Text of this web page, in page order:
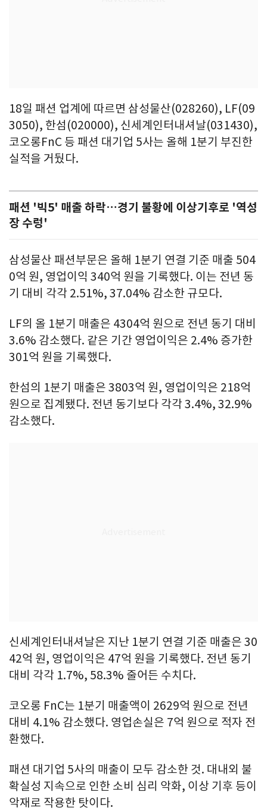
18일 패션 업계에 따르면 삼성물산(028260), LF(09
3050), 한섬(020000), 신세계인터내셔날(031430),
코오롱FnC 등 패션 대기업 5사는 올해 1분기 부진한
실적을 거뒀다.
패션 '빅5' 매출 하락…경기 불황에 이상기후로 '역성
장 수렁'
삼성물산 패션부문은 올해 1분기 연결 기준 매출 504
0억 원, 영업이익 340억 원을 기록했다. 이는 전년 동
기 대비 각각 2.51%, 37.04% 감소한 규모다.
LF의 올 1분기 매출은 4304억 원으로 전년 동기 대비
3.6% 감소했다. 같은 기간 영업이익은 2.4% 증가한
301억 원을 기록했다.
한섬의 1분기 매출은 3803억 원, 영업이익은 218억
원으로 집계됐다. 전년 동기보다 각각 3.4%, 32.9%
감소했다.
신세계인터내셔날은 지난 1분기 연결 기준 매출은 30
42억 원, 영업이익은 47억 원을 기록했다. 전년 동기
대비 각각 1.7%, 58.3% 줄어든 수치다.
코오롱 FnC는 1분기 매출액이 2629억 원으로 전년
대비 4.1% 감소했다. 영업손실은 7억 원으로 적자 전
환했다.
패션 대기업 5사의 매출이 모두 감소한 것. 대내외 불
확실성 지속으로 인한 소비 심리 악화, 이상 기후 등이
악재로 작용한 탓이다.